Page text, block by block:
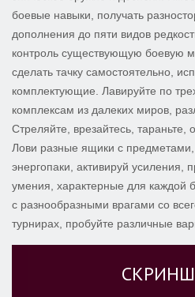
боевые навыки, получать
дополнения до пяти видов
контроль существующую боевую
сделать тачку самостоятельно,
комплектующие. Лавируйте по
комплексам из далеких миров,
Стреляйте, врезайтесь, тараньте,
Лови разные ящики с
энергопаки, активируй усиления,
умения, характерные для
с разнообразными врагами со
турнирах, пробуйте различные